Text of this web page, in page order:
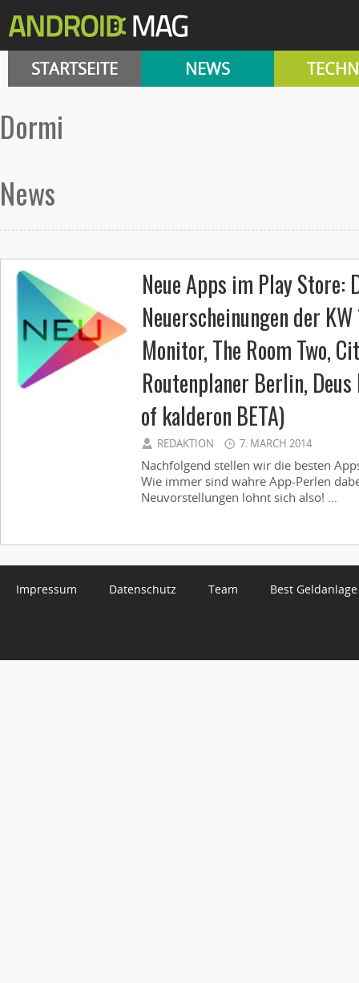
STARTSEITE NEWS
dormi
News
Neue Apps im Play Store:
Neuerscheinungen der
Monitor, The Room Two,
Routenplaner Berlin,
of kalderon BETA)
REDAKTION 7. MARCH 2014
Nachfolgend stellen wir die besten
Wie immer sind wahre App-Perlen
Neuvorstellungen lohnt sich also! ...
Impressum Datenschutz Team Best Geldanlage